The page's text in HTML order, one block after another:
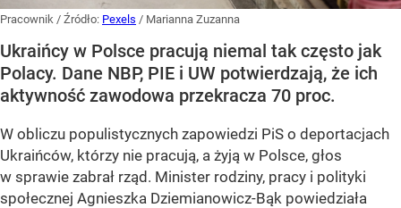
Pracownik / Źródło: Pexels / Marianna Zuzanna
Ukraińcy w Polsce pracują niemal tak często jak
Polacy. Dane NBP, PIE i UW potwierdzają, że ich
aktywność zawodowa przekracza 70 proc.
W obliczu populistycznych zapowiedzi PiS o deportacjach
Ukraińców, którzy nie pracują, a żyją w Polsce, głos
w sprawie zabrał rząd. Minister rodziny, pracy i polityki
społecznej Agnieszka Dziemianowicz-Bąk powiedziała